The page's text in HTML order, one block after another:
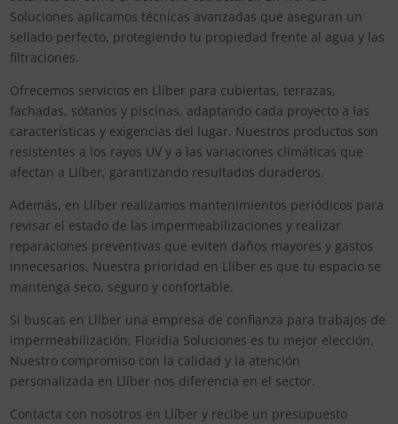
Soluciones aplicamos técnicas avanzadas que aseguran un
sellado perfecto, protegiendo tu propiedad frente al agua y las
filtraciones.
Ofrecemos servicios en Llíber para cubiertas, terrazas,
fachadas, sótanos y piscinas, adaptando cada proyecto a las
características y exigencias del lugar. Nuestros productos son
resistentes a los rayos UV y a las variaciones climáticas que
afectan a Llíber, garantizando resultados duraderos.
Además, en Llíber realizamos mantenimientos periódicos para
revisar el estado de las impermeabilizaciones y realizar
reparaciones preventivas que eviten daños mayores y gastos
innecesarios. Nuestra prioridad en Llíber es que tu espacio se
mantenga seco, seguro y confortable.
Si buscas en Llíber una empresa de confianza para trabajos de
impermeabilización, Floridia Soluciones es tu mejor elección.
Nuestro compromiso con la calidad y la atención
personalizada en Llíber nos diferencia en el sector.
Contacta con nosotros en Llíber y recibe un presupuesto